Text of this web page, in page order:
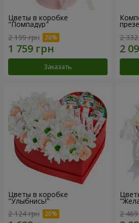
Цветы в коробке
"Помпадур"
2 199 грн
Заказать
2
Цветы в коробке
"Улыбнись!"
2 124 грн
2